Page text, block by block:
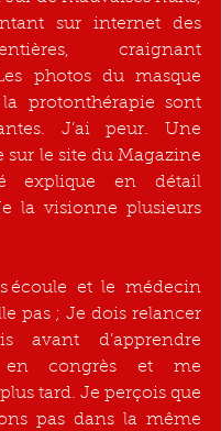
sur internet des
craignant
photos du masque
protonthérapie sont
J’ai peur. Une
sur le site du Magazine
explique en détail
la visionne plusieurs
‘écoule et le médecin
pas ; Je dois relancer
avant d’apprendre
en congrès et me
tard. Je perçois que
pas dans la même